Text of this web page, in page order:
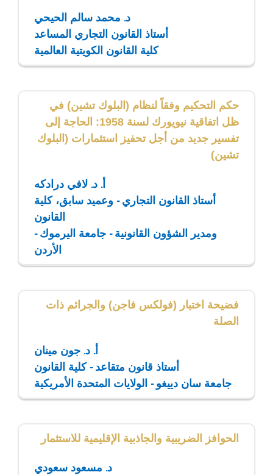
د. محمد سالم الحيحي
أستاذ القانون التجاري المساعد
كلية القانون الكويتية العالمية
حكم التحكيم وفقاً لنظام (البلوك تشين) في
ظل اتفاقية نيويورك لسنة 1958: الحاجة إلى
تفسير جديد من أجل تحفيز استثمارات (البلوك
تشين)
أ. د. لافي درادكه
أستاذ القانون التجاري - وعميد سابق، كلية
القانون
ومدير الشؤون القانونية - جامعة اليرموك -
الأردن
فضيحة اختبار (فولكس فاجن) والجرائم ذات
الصلة
أ. د. جون مينان
أستاذ قانون متقاعد - كلية القانون
جامعة سان دييغو - الولايات المتحدة الأمريكية
الحوافز الضريبية والجاذبية الإقليمية للاستثمار
د. مسعود سعودي